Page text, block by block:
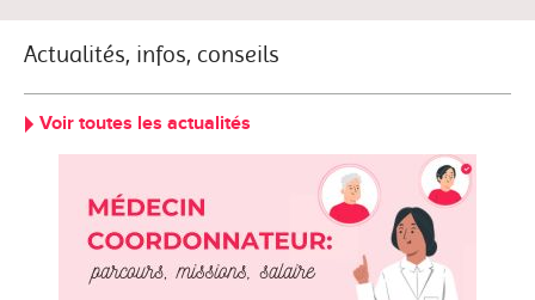
Actualités, infos, conseils
Voir toutes les actualités